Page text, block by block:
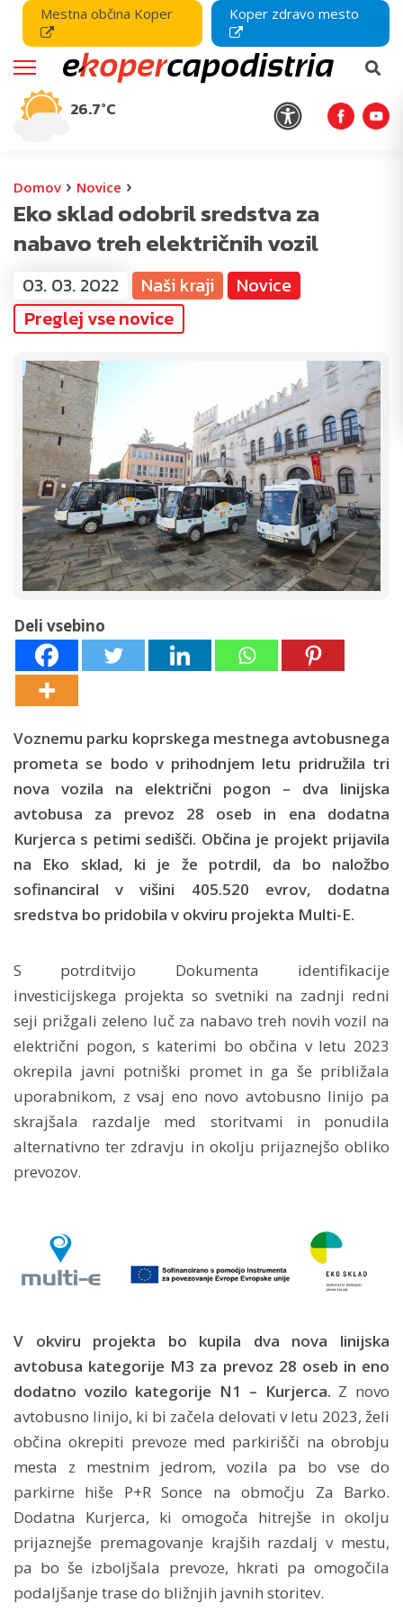
Mestna občina Koper Koper zdravo mesto
26.7°C
Domov › Novice ›
Eko sklad odobril sredstva za
nabavo treh električnih vozil
03. 03. 2022 Naši kraji
Novice
Preglej vse novice
Deli vsebino
Voznemu parku koprskega mestnega avtobusnega
prometa se bodo v prihodnjem letu pridružila tri
nova vozila na električni pogon – dva linijska
avtobusa za prevoz 28 oseb in ena dodatna
Kurjerca s petimi sedišči. Občina je projekt prijavila
na Eko sklad, ki je že potrdil, da bo naložbo
sofinanciral v višini 405.520 evrov, dodatna
sredstva bo pridobila v okviru projekta Multi-E.
S potrditvijo Dokumenta identifikacije
investicijskega projekta so svetniki na zadnji redni
seji prižgali zeleno luč za nabavo treh novih vozil na
električni pogon, s katerimi bo občina v letu 2023
okrepila javni potniški promet in ga še približala
uporabnikom, z vsaj eno novo avtobusno linijo pa
skrajšala razdalje med storitvami in ponudila
alternativno ter zdravju in okolju prijaznejšo obliko
prevozov.
V okviru projekta bo kupila dva nova linijska
avtobusa kategorije M3 za prevoz 28 oseb in eno
dodatno vozilo kategorije N1 – Kurjerca. Z novo
avtobusno linijo, ki bi začela delovati v letu 2023, želi
občina okrepiti prevoze med parkirišči na obrobju
mesta z mestnim jedrom, vozila pa bo vse do
parkirne hiše P+R Sonce na območju Za Barko.
Dodatna Kurjerca, ki omogoča hitrejše in okolju
prijaznejše premagovanje krajših razdalj v mestu,
pa bo še izboljšala prevoze, hkrati pa omogočila
podaljšanje trase do bližnjih javnih storitev.